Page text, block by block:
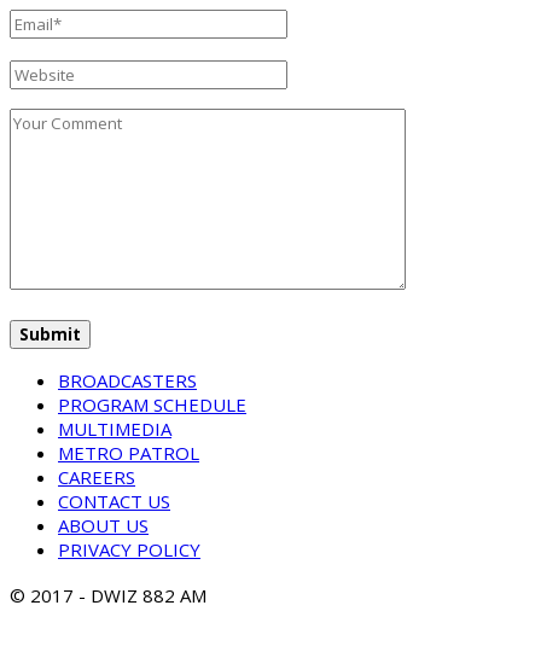
BROADCASTERS
PROGRAM SCHEDULE
MULTIMEDIA
METRO PATROL
CAREERS
CONTACT US
ABOUT US
PRIVACY POLICY
© 2017 - DWIZ 882 AM